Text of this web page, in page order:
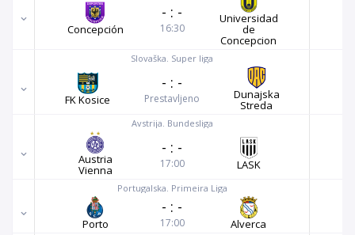
Concepción
- : -
16:30
Universidad
de
Concepcion
Slovaška. Super liga
FK Kosice
- : -
Prestavljeno Dunajska
Streda
Avstrija. Bundesliga
Austria
Vienna
- : -
17:00 LASK
Portugalska. Primeira Liga
Porto
- : -
17:00 Alverca